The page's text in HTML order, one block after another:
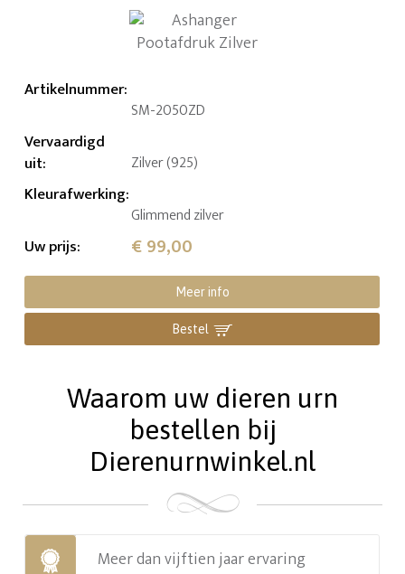
Artikelnummer:
SM-2050ZD
Vervaardigd
uit: Zilver (925)
Kleurafwerking:
Glimmend zilver
Uw prijs: € 99,00
Meer info
Bestel
Waarom uw dieren urn
bestellen bij
Dierenurnwinkel.nl
Meer dan vijftien jaar ervaring